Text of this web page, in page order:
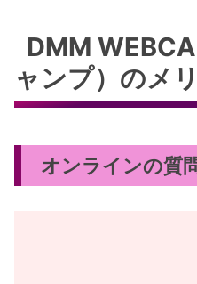
DMM
ャンプ）のメ
オンラインの質